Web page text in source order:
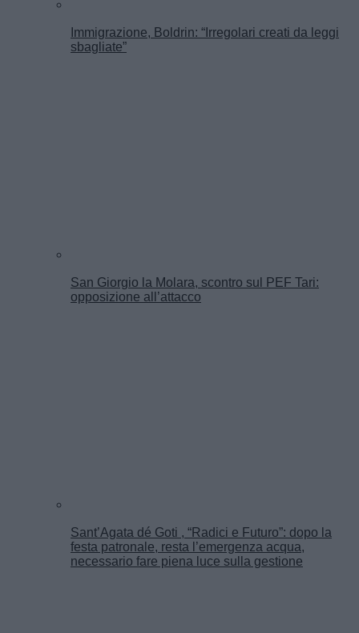
Immigrazione, Boldrin: “Irregolari creati da leggi
sbagliate”
San Giorgio la Molara, scontro sul PEF Tari:
opposizione all’attacco
Sant’Agata dé Goti , “Radici e Futuro”: dopo la
festa patronale, resta l’emergenza acqua,
necessario fare piena luce sulla gestione